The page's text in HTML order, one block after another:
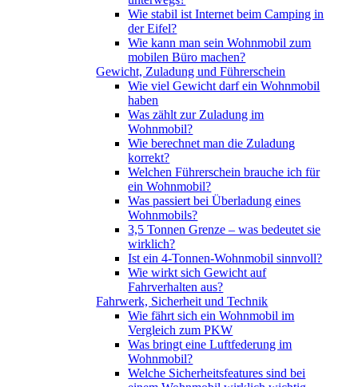
Wie stabil ist Internet beim Camping in
der Eifel?
Wie kann man sein Wohnmobil zum
mobilen Büro machen?
Gewicht, Zuladung und Führerschein
Wie viel Gewicht darf ein Wohnmobil
haben
Was zählt zur Zuladung im
Wohnmobil?
Wie berechnet man die Zuladung
korrekt?
Welchen Führerschein brauche ich für
ein Wohnmobil?
Was passiert bei Überladung eines
Wohnmobils?
3,5 Tonnen Grenze – was bedeutet sie
wirklich?
Ist ein 4-Tonnen-Wohnmobil sinnvoll?
Wie wirkt sich Gewicht auf
Fahrverhalten aus?
Fahrwerk, Sicherheit und Technik
Wie fährt sich ein Wohnmobil im
Vergleich zum PKW
Was bringt eine Luftfederung im
Wohnmobil?
Welche Sicherheitsfeatures sind bei